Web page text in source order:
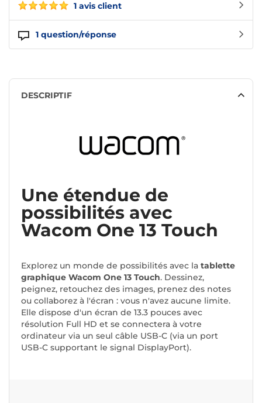
1 avis client
1 question/réponse
DESCRIPTIF
Une étendue de
possibilités avec
Wacom One 13 Touch
Explorez un monde de possibilités avec la tablette
graphique Wacom One 13 Touch. Dessinez,
peignez, retouchez des images, prenez des notes
ou collaborez à l'écran : vous n'avez aucune limite.
Elle dispose d'un écran de 13.3 pouces avec
résolution Full HD et se connectera à votre
ordinateur via un seul câble USB-C (via un port
USB-C supportant le signal DisplayPort).